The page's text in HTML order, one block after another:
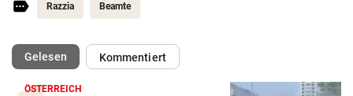
Razzia Beamte
Gelesen(ausgewählt)Kommentiert
ÖSTERREICH